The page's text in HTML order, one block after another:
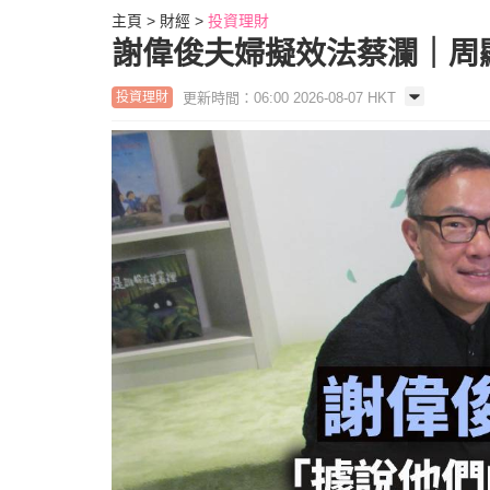
主頁 財經 投資理財
謝偉俊夫婦擬效法蔡瀾｜周
投資理財 更新時間：06:00 2026-08-07 HKT